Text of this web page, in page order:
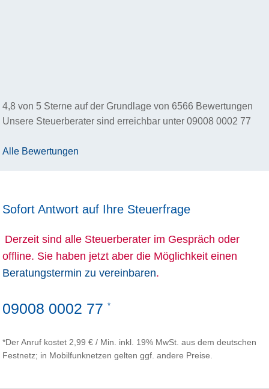
4,8 von 5 Sterne auf der Grundlage von 6566 Bewertungen
Unsere Steuerberater sind erreichbar unter 09008 0002 77
Alle Bewertungen
Sofort Antwort auf Ihre Steuerfrage
Derzeit sind alle Steuerberater im Gespräch oder
offline. Sie haben jetzt aber die Möglichkeit einen
Beratungstermin zu vereinbaren.
09008 0002 77 *
*Der Anruf kostet 2,99 € / Min. inkl. 19% MwSt. aus dem deutschen
Festnetz; in Mobilfunknetzen gelten ggf. andere Preise.